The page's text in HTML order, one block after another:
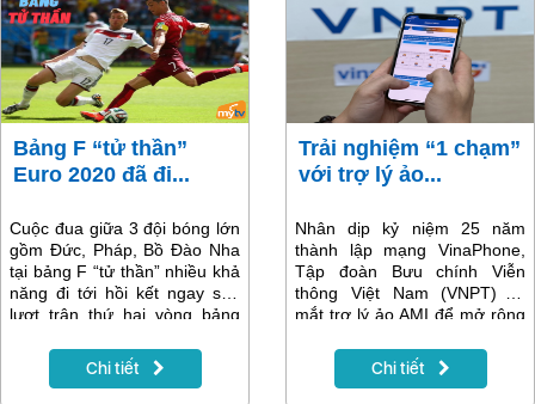
trình không nghỉ ngơi như
vậy?
dùng. Chỉ cần có kết nối
internet tại nhà hoặc qua
mạng di động, bạn có thể truy
cập dịch vụ OTT một cách
thoải mái.
Bảng F “tử thần”
Euro 2020 đã đi...
Cuộc đua giữa 3 đội bóng lớn
gồm Đức, Pháp, Bồ Đào Nha
tại bảng F “tử thần” nhiều khả
năng đi tới hồi kết ngay sau
lượt trận thứ hai vòng bảng
những cuộc so tài đỉnh cao
của Euro 2020 trên truyền
Chi tiết
Trải nghiệm “1 chạm”
với trợ lý ảo...
Nhân dịp kỷ niệm 25 năm
thành lập mạng VinaPhone,
Tập đoàn Bưu chính Viễn
thông Việt Nam (VNPT) ra
mắt trợ lý ảo AMI để mở rộng
khách hàng. Khách hàng có
thể giao tiếp với AMI trên
Chi tiết